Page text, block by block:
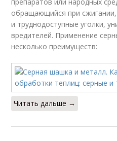
обращающийся при
и труднодоступные уголки,
вредителей. Применение
несколько преимуществ:
Читать дальше →